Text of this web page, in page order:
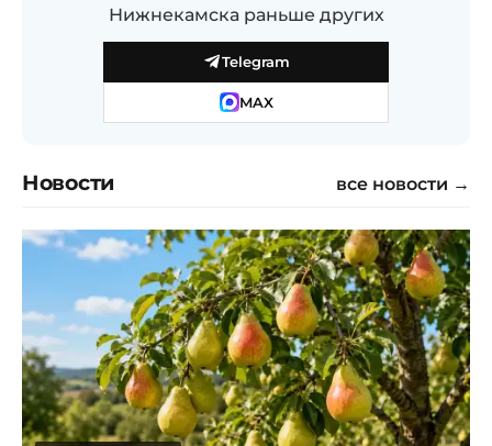
Нижнекамска раньше других
Telegram
MAX
Новости все новости →